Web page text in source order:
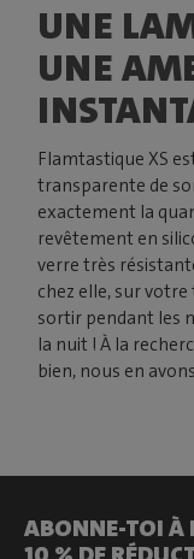
UNE
UNE
Flamtastique XS
transparente de
exactement la
revêtement en
verre très
chez elle, sur
sortir pendant les
la nuit ! À la
bien, nous en
ABONNE-TOI À